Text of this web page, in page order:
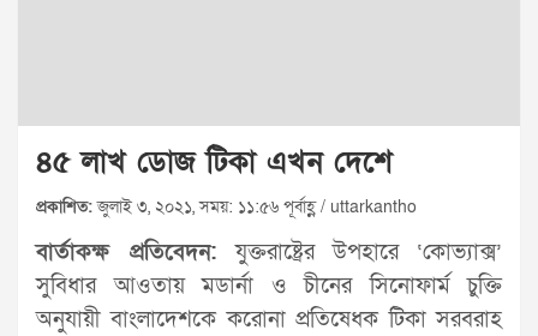
৪৫ লাখ ডোজ টিকা এখন দেশে
প্রকাশিত:জুলাই ৩, ২০২১, সময়: ১১:৫৬ পূর্বাহ্ণ / uttarkantho
বার্তাকক্ষ প্রতিবেদন: যুক্তরাষ্ট্রের উপহারে ‘কোভ্যাক্স’
সুবিধার আওতায় মডার্না ও চীনের সিনোফার্ম চুক্তি
অনুযায়ী বাংলাদেশকে করোনা প্রতিষেধক টিকা সরবরাহ